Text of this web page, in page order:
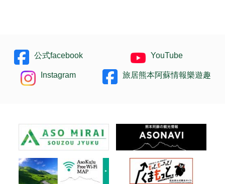
公式facebook YouTube
Instagram 旅居熊本阿蘇情報樂遊趣